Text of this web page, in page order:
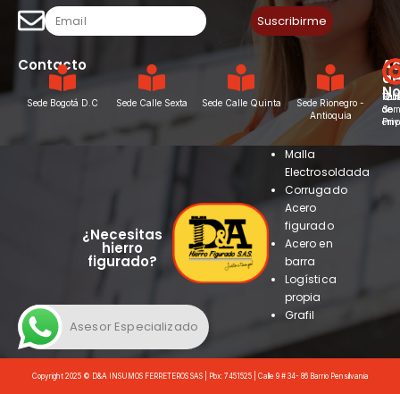
Suscribirme
Contacto
Sede Bogotá D.C Sede Calle Sexta Sede Calle Quinta
Sede Rionegro -
Antioquia
de
de
de
¿Necesitas
hierro
figurado?
Malla
Electrosoldada
Corrugado
Acero
figurado
Acero en
barra
Logística
propia
Grafil
Copyright 2025 © D&A INSUMOS FERRETEROS SAS | Pbx: 7451525 | Calle 9 # 34- 86 Barrio Pensilvania
Asesor Especializado